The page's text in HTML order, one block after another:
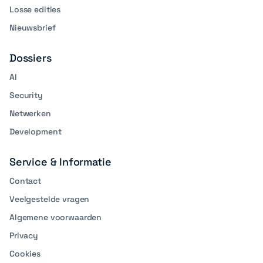
Losse edities
Nieuwsbrief
Dossiers
AI
Security
Netwerken
Development
Service & Informatie
Contact
Veelgestelde vragen
Algemene voorwaarden
Privacy
Cookies